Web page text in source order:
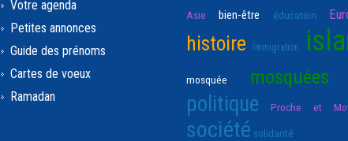
Votre agenda
Petites annonces
Guide des prénoms
Cartes de voeux
Ramadan
Asie bien-être éducation
histoire immigration
mosquée mosquées
politique Proche et
société solidarité